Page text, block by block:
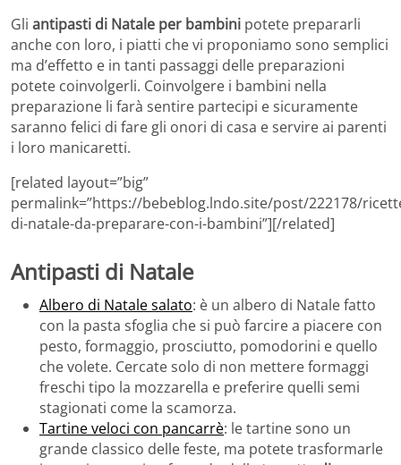
Gli antipasti di Natale per bambini potete prepararli
anche con loro, i piatti che vi proponiamo sono semplici
ma d’effetto e in tanti passaggi delle preparazioni
potete coinvolgerli. Coinvolgere i bambini nella
preparazione li farà sentire partecipi e sicuramente
saranno felici di fare gli onori di casa e servire ai parenti
i loro manicaretti.
[related layout=”big”
permalink=”https://bebeblog.lndo.site/post/222178/
di-natale-da-preparare-con-i-bambini”][/related]
Antipasti di Natale
Albero di Natale salato: è un albero di Natale fatto
con la pasta sfoglia che si può farcire a piacere con
pesto, formaggio, prosciutto, pomodorini e quello
che volete. Cercate solo di non mettere formaggi
freschi tipo la mozzarella e preferire quelli semi
stagionati come la scamorza.
Tartine veloci con pancarrè: le tartine sono un
grande classico delle feste, ma potete trasformarle